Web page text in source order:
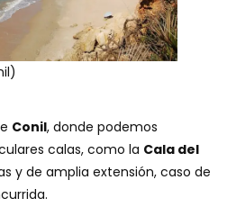
Conil, donde podemos
calas, como la Cala del
y de amplia extensión, caso de